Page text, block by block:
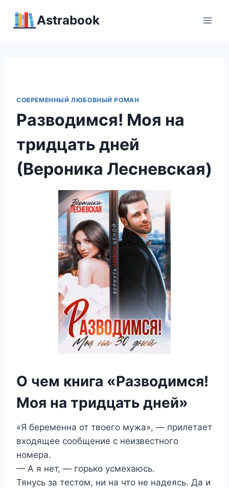
Аstrabook
СОВРЕМЕННЫЙ ЛЮБОВНЫЙ РОМАН
Разводимся! Моя на
тридцать дней
(Вероника Лесневская)
О чем книга «Разводимся!
Моя на тридцать дней»
«Я беременна от твоего мужа», — прилетает
входящее сообщение с неизвестного
номера.
— А я нет, — горько усмехаюсь.
Тянусь за тестом, ни на что не надеясь. Да и